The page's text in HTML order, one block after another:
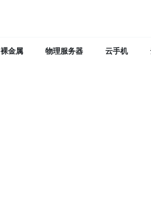
裸金属 物理服务器 云手机